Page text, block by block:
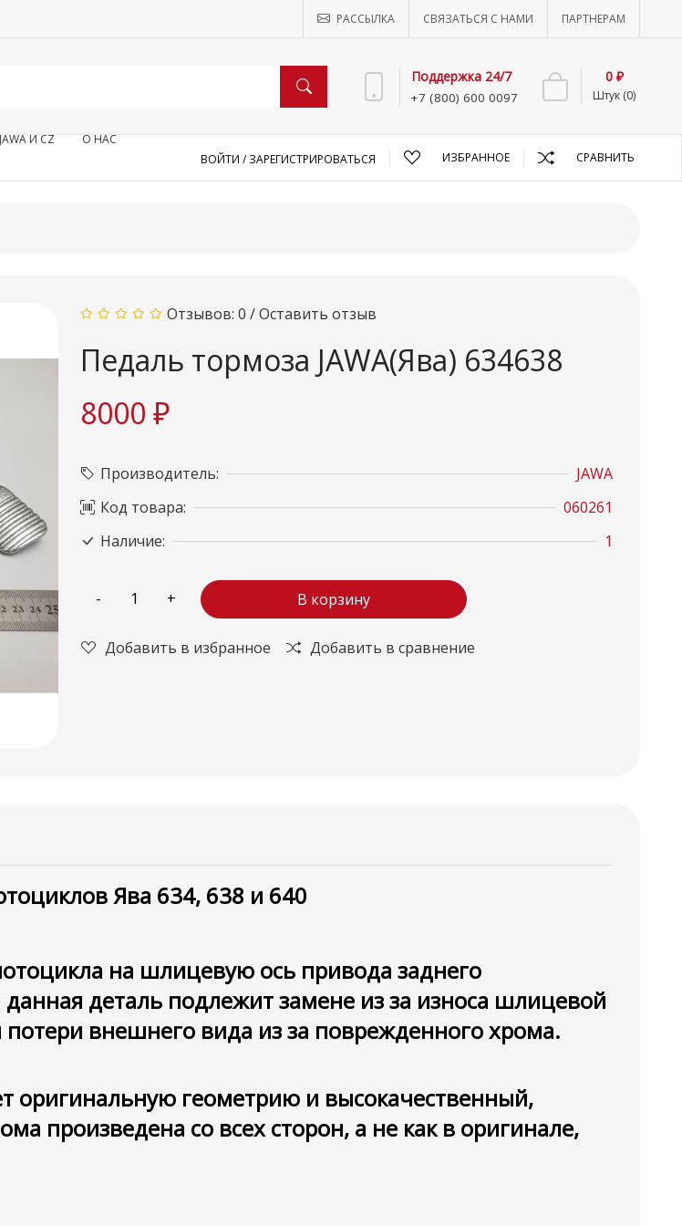
РАССЫЛКА СВЯЗАТЬСЯ С НАМИ ПАРТНЕРАМ
Поддержка 24/7
+7 (800) 600 0097 Штук (0)
0 ₽
И CZ О НАС
ВОЙТИ /ЗАРЕГИСТРИРОВАТЬСЯ ИЗБРАННОЕ СРАВНИТЬ
Отзывов: 0 /Оставить отзыв
Педаль тормоза JAWA(Ява) 634638
8000 ₽
Производитель:
JAWA
Код товара:
060261
Наличие:
1
В корзину
Добавить в избранное Добавить в сравнение
Ява 634, 638 и 640
на шлицевую ось привода заднего
деталь подлежит замене из за износа шлицевой
внешнего вида из за поврежденного хрома.
оригинальную геометрию и высокачественный,
произведена со всех сторон, а не как в оригинале,